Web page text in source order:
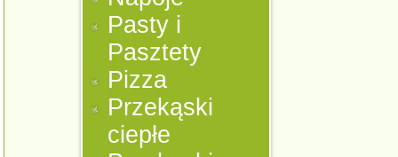
Pasty i
Pasztety
Pizza
Przekąski
ciepłe